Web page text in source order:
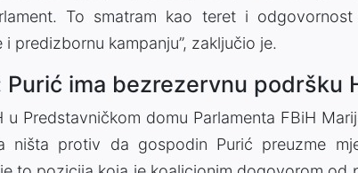
To smatram kao teret i
predizbornu kampanju”, zaključio je.
Purić ima bezrezervnu podršku
u Predstavničkom domu Parlamenta FBiH
ništa protiv da gospodin Purić preuzme